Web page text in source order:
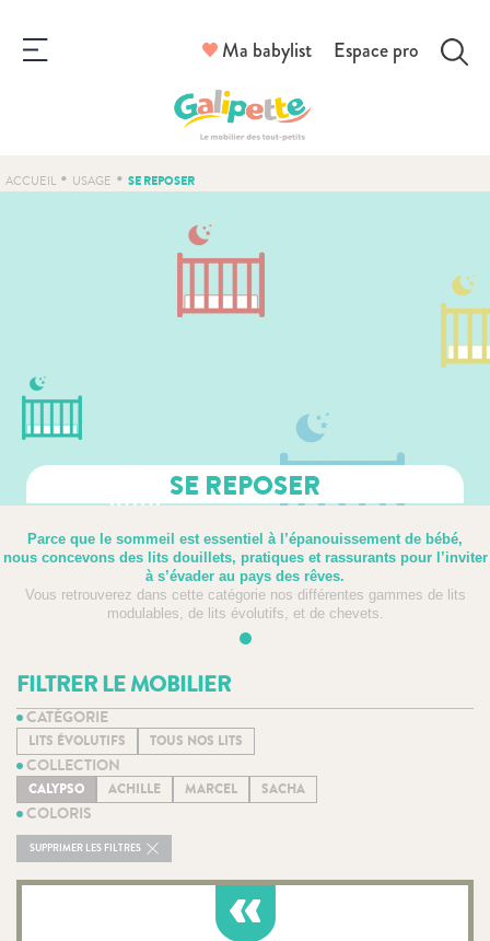
Ma babylist Espace pro
ACCUEIL • USAGE • SE REPOSER
SE REPOSER
Parce que le sommeil est essentiel à l’épanouissement de bébé,
nous concevons des lits douillets, pratiques et rassurants pour l’inviter
à s’évader au pays des rêves.
Vous retrouverez dans cette catégorie nos différentes gammes de lits
modulables, de lits évolutifs, et de chevets.
FILTRER LE MOBILIER
CATÉGORIE
LITS ÉVOLUTIFS TOUS NOS LITS
COLLECTION
CALYPSO ACHILLE MARCEL SACHA
COLORIS
SUPPRIMER LES FILTRES